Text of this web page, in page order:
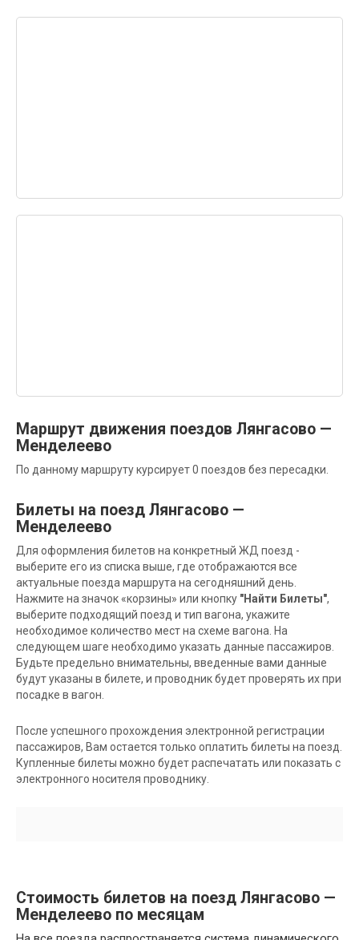
Маршрут движения поездов Лянгасово —
Менделеево
По данному маршруту курсирует 0 поездов без пересадки.
Билеты на поезд Лянгасово —
Менделеево
Для оформления билетов на конкретный ЖД поезд -
выберите его из списка выше, где отображаются все
актуальные поезда маршрута на сегодняшний день.
Нажмите на значок «корзины» или кнопку "Найти Билеты",
выберите подходящий поезд и тип вагона, укажите
необходимое количество мест на схеме вагона. На
следующем шаге необходимо указать данные пассажиров.
Будьте предельно внимательны, введенные вами данные
будут указаны в билете, и проводник будет проверять их при
посадке в вагон.
После успешного прохождения электронной регистрации
пассажиров, Вам остается только оплатить билеты на поезд.
Купленные билеты можно будет распечатать или показать с
электронного носителя проводнику.
Стоимость билетов на поезд Лянгасово —
Менделеево по месяцам